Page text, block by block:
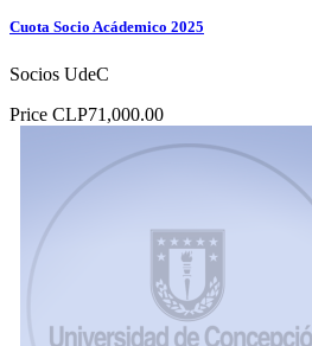
Cuota Socio Acádemico 2025
Socios UdeC
Price CLP71,000.00